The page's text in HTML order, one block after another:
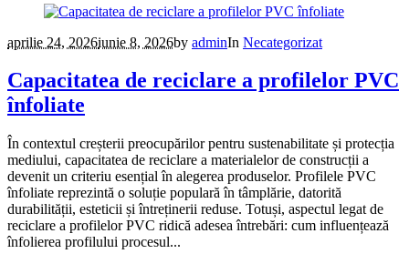
aprilie 24, 2026iunie 8, 2026by adminIn Necategorizat
Capacitatea de reciclare a profilelor PVC
înfoliate
În contextul creșterii preocupărilor pentru sustenabilitate și protecția
mediului, capacitatea de reciclare a materialelor de construcții a
devenit un criteriu esențial în alegerea produselor. Profilele PVC
înfoliate reprezintă o soluție populară în tâmplărie, datorită
durabilității, esteticii și întreținerii reduse. Totuși, aspectul legat de
reciclare a profilelor PVC ridică adesea întrebări: cum influențează
înfolierea profilului procesul...